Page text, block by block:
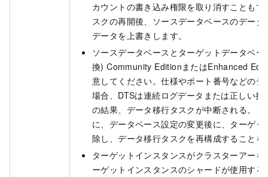
カウントの書き込み権限を取り消すことも
スクの再開後、ソースデータベースのデー
データを上書きします。
ソースデータベースとターゲットデータベ
換) Community EditionまたはEnhanced
意してください。仕様やポート番号などの
場合、DTSは連続ログデータまたは正しい
の結果、データ移行タスクが中断される。
に、データベース設定の変更後に、ターゲ
除し、データ移行タスクを再構成することを
ターゲットインスタンスがクラスターアー
ーゲットインスタンスのシャードが使用す